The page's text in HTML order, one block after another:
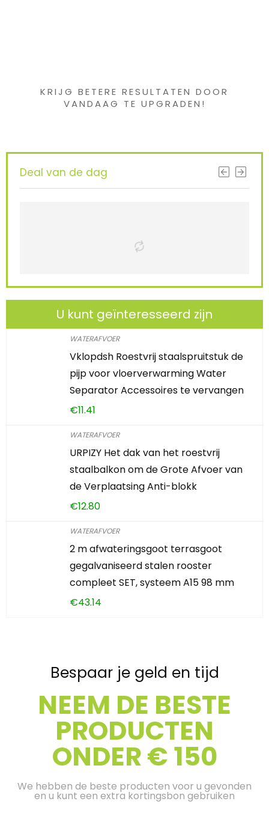
KRIJG BETERE RESULTATEN DOOR
VANDAAG TE UPGRADEN!
Deal van de dag
U kunt geïnteresseerd zijn
WATERAFVOER
Vklopdsh Roestvrij staalspruitstuk de
pijp voor vloerverwarming Water
Separator Accessoires te vervangen
€11.41
WATERAFVOER
URPIZY Het dak van het roestvrij
staalbalkon om de Grote Afvoer van
de Verplaatsing Anti-blokk
€12.80
WATERAFVOER
2 m afwateringsgoot terrasgoot
gegalvaniseerd stalen rooster
compleet SET, systeem A15 98 mm
€43.14
Bespaar je geld en tijd
NEEM DE BESTE
PRODUCTEN
ONDER € 150
We hebben de beste producten voor u gevonden
en u kunt een extra kortingsbon gebruiken